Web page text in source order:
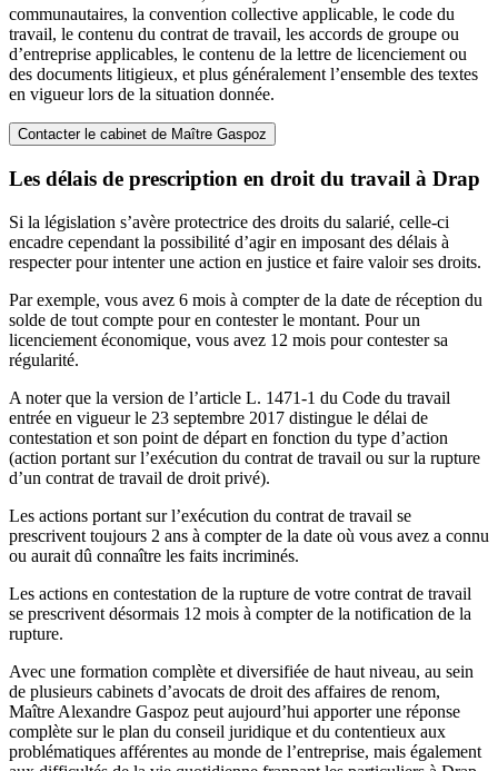
communautaires, la convention collective applicable, le code du
travail, le contenu du contrat de travail, les accords de groupe ou
d’entreprise applicables, le contenu de la lettre de licenciement ou
des documents litigieux, et plus généralement l’ensemble des textes
en vigueur lors de la situation donnée.
Contacter le cabinet de Maître Gaspoz
Les délais de prescription en droit du travail à Drap
Si la législation s’avère protectrice des droits du salarié, celle-ci
encadre cependant la possibilité d’agir en imposant des délais à
respecter pour intenter une action en justice et faire valoir ses droits.
Par exemple, vous avez 6 mois à compter de la date de réception du
solde de tout compte pour en contester le montant. Pour un
licenciement économique, vous avez 12 mois pour contester sa
régularité.
A noter que la version de l’article L. 1471-1 du Code du travail
entrée en vigueur le 23 septembre 2017 distingue le délai de
contestation et son point de départ en fonction du type d’action
(action portant sur l’exécution du contrat de travail ou sur la rupture
d’un contrat de travail de droit privé).
Les actions portant sur l’exécution du contrat de travail se
prescrivent toujours 2 ans à compter de la date où vous avez a connu
ou aurait dû connaître les faits incriminés.
Les actions en contestation de la rupture de votre contrat de travail
se prescrivent désormais 12 mois à compter de la notification de la
rupture.
Avec une formation complète et diversifiée de haut niveau, au sein
de plusieurs cabinets d’avocats de droit des affaires de renom,
Maître Alexandre Gaspoz peut aujourd’hui apporter une réponse
complète sur le plan du conseil juridique et du contentieux aux
problématiques afférentes au monde de l’entreprise, mais également